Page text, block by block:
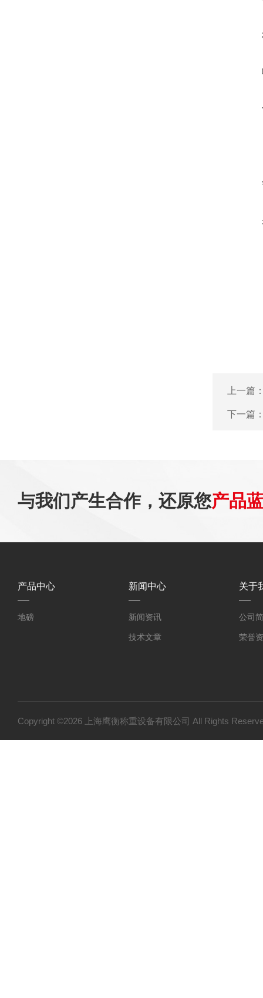
上一篇
下一篇
与我们产生合作，还原您产品
产品中心
地磅
新闻中心
新闻资讯
技术文章
关于
公司
荣誉
Copyright ©2026 上海鹰衡称重设备有限公司 All Rights